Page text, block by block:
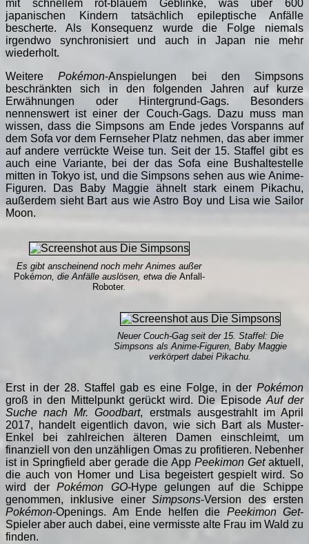
mit schnellem rot-blauem Geblinke, was über 600
japanischen Kindern tatsächlich epileptische Anfälle
bescherte. Als Konsequenz wurde die Folge niemals
irgendwo synchronisiert und auch in Japan nie mehr
wiederholt.
WeiterePokémon-Anspielungen bei den Simpsons
beschränkten sich in den folgenden Jahren auf kurze
Erwähnungen oder Hintergrund-Gags. Besonders
nennenswert ist einer der Couch-Gags. Dazu muss man
wissen, dass die Simpsons am Ende jedes Vorspanns auf
dem Sofa vor dem Fernseher Platz nehmen, das aber immer
auf andere verrückte Weise tun. Seit der 15. Staffel gibt es
auch eine Variante, bei der das Sofa eine Bushaltestelle
mitten in Tokyo ist, und die Simpsons sehen aus wie Anime-
Figuren. Das Baby Maggie ähnelt stark einem Pikachu,
außerdem sieht Bart aus wie Astro Boy und Lisa wie Sailor
Moon.
Es gibt anscheinend noch mehr Animes außer
Pokémon, die Anfälle auslösen, etwa die Anfall-
Roboter.
Neuer Couch-Gag seit der 15. Staffel: Die
Simpsons als Anime-Figuren, Baby Maggie
verkörpert dabei Pikachu.
Erst in der 28. Staffel gab es eine Folge, in der Pokémon
groß in den Mittelpunkt gerückt wird. Die Episode Auf der
Suche nach Mr. Goodbart, erstmals ausgestrahlt im April
2017, handelt eigentlich davon, wie sich Bart als Muster-
Enkel bei zahlreichen älteren Damen einschleimt, um
finanziell von den unzähligen Omas zu profitieren. Nebenher
ist in Springfield aber gerade die App Peekimon Getaktuell,
die auch von Homer und Lisa begeistert gespielt wird. So
wird derPokémon GO-Hype gelungen auf die Schippe
genommen, inklusive einerSimpsons-Version des ersten
Pokémon-Openings. Am Ende helfen die Peekimon Get-
Spieler aber auch dabei, eine vermisste alte Frau im Wald zu
finden.